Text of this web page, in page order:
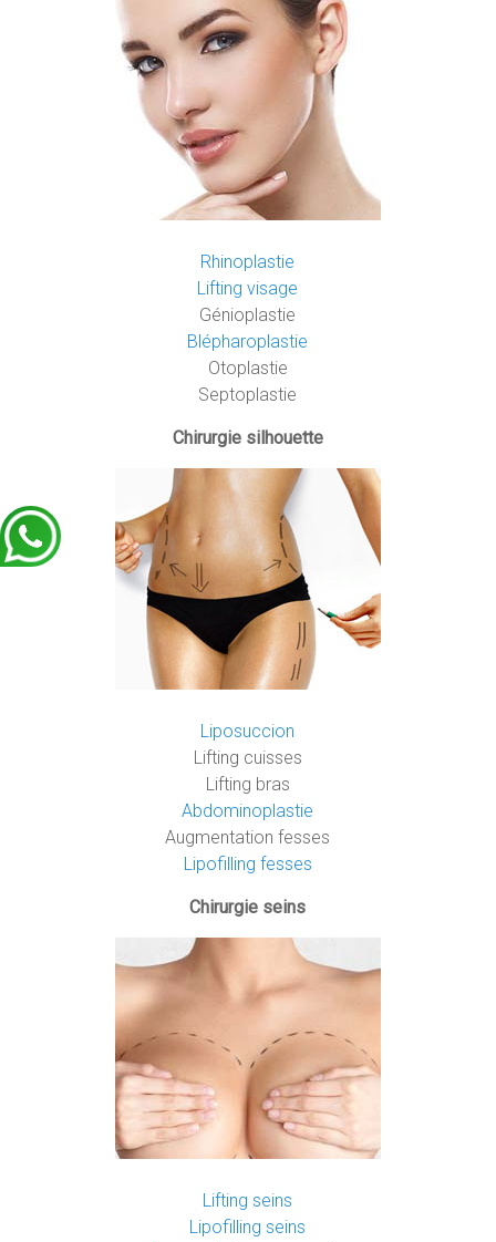
Rhinoplastie
Lifting visage
Génioplastie
Blépharoplastie
Otoplastie
Septoplastie
Chirurgie silhouette
Liposuccion
Lifting cuisses
Lifting bras
Abdominoplastie
Augmentation fesses
Lipofilling fesses
Chirurgie seins
Lifting seins
Lipofilling seins